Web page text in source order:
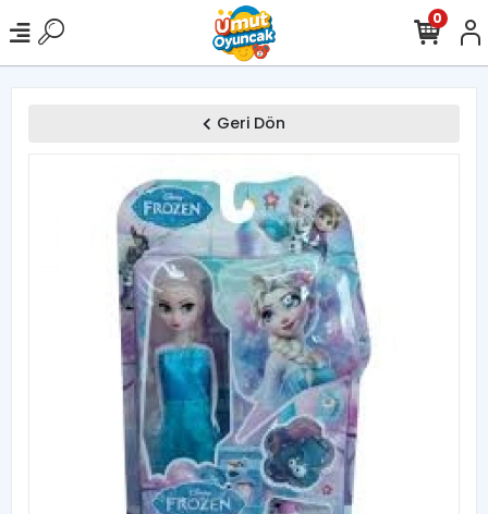
0
Geri Dön